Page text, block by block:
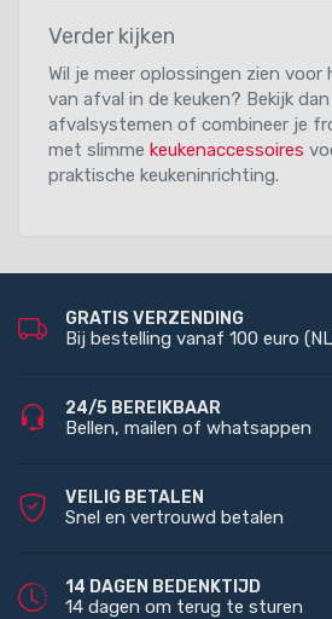
Verder kijken
Wil je meer oplossingen zien voor
van afval in de keuken? Bekijk
afvalsystemen of combineer je
met slimme keukenaccessoires
praktische keukeninrichting.
GRATIS VERZENDING
Bij bestelling vanaf 100 euro
24/5 BEREIKBAAR
Bellen, mailen of whatsappen
VEILIG BETALEN
Snel en vertrouwd betalen
14 DAGEN BEDENKTIJD
14 dagen om terug te sturen